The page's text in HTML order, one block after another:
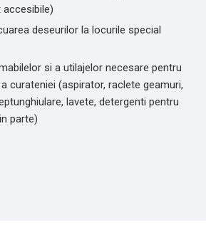
deseurilor la locurile special
si a utilajelor necesare pentru
curateniei (aspirator, raclete geamuri,
lavete, detergenti pentru
parte)